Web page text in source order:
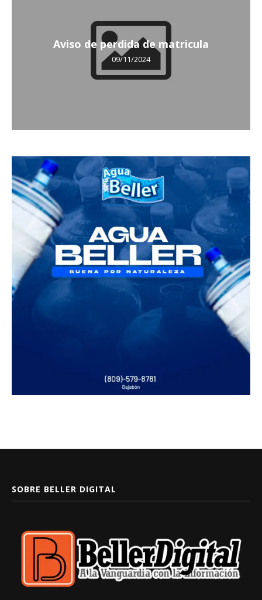
Aviso de perdida de matricula
09/11/2024
SOBRE BELLER DIGITAL